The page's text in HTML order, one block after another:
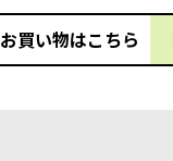
お買い物はこちら